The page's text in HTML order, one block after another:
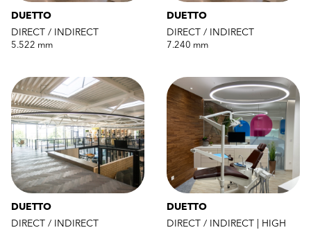
DUETTO
DIRECT / INDIRECT
5.522 mm
DUETTO
DIRECT / INDIRECT
7.240 mm
DUETTO
DIRECT / INDIRECT
DUETTO
DIRECT / INDIRECT | HIGH